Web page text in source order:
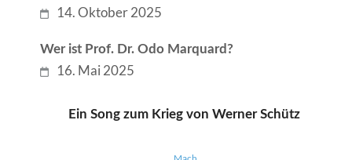
14. Oktober 2025
Wer ist Prof. Dr. Odo Marquard?
16. Mai 2025
Ein Song zum Krieg von Werner Schütz